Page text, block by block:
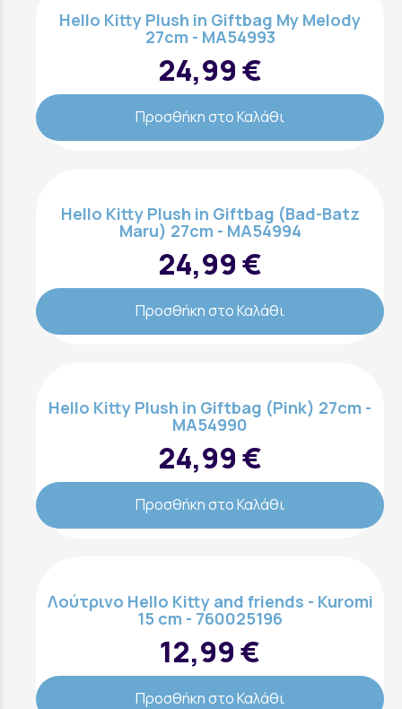
Hello Kitty Plush in Giftbag My Melody
27cm - MA54993
24,99 €
Προσθήκη στο Καλάθι
Hello Kitty Plush in Giftbag (Bad-Batz
Maru) 27cm - MA54994
24,99 €
Προσθήκη στο Καλάθι
Hello Kitty Plush in Giftbag (Pink) 27cm -
MA54990
24,99 €
Προσθήκη στο Καλάθι
Λούτρινο Hello Kitty and friends - Kuromi
15 cm - 760025196
12,99 €
Προσθήκη στο Καλάθι